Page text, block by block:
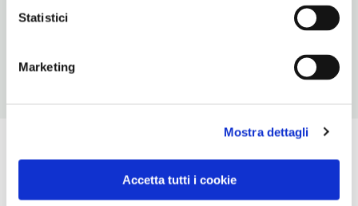
Statistici
Marketing
Mostra dettagli
Accetta tutti i cookie
Chiusura: periodo in gennaio e in febbraio